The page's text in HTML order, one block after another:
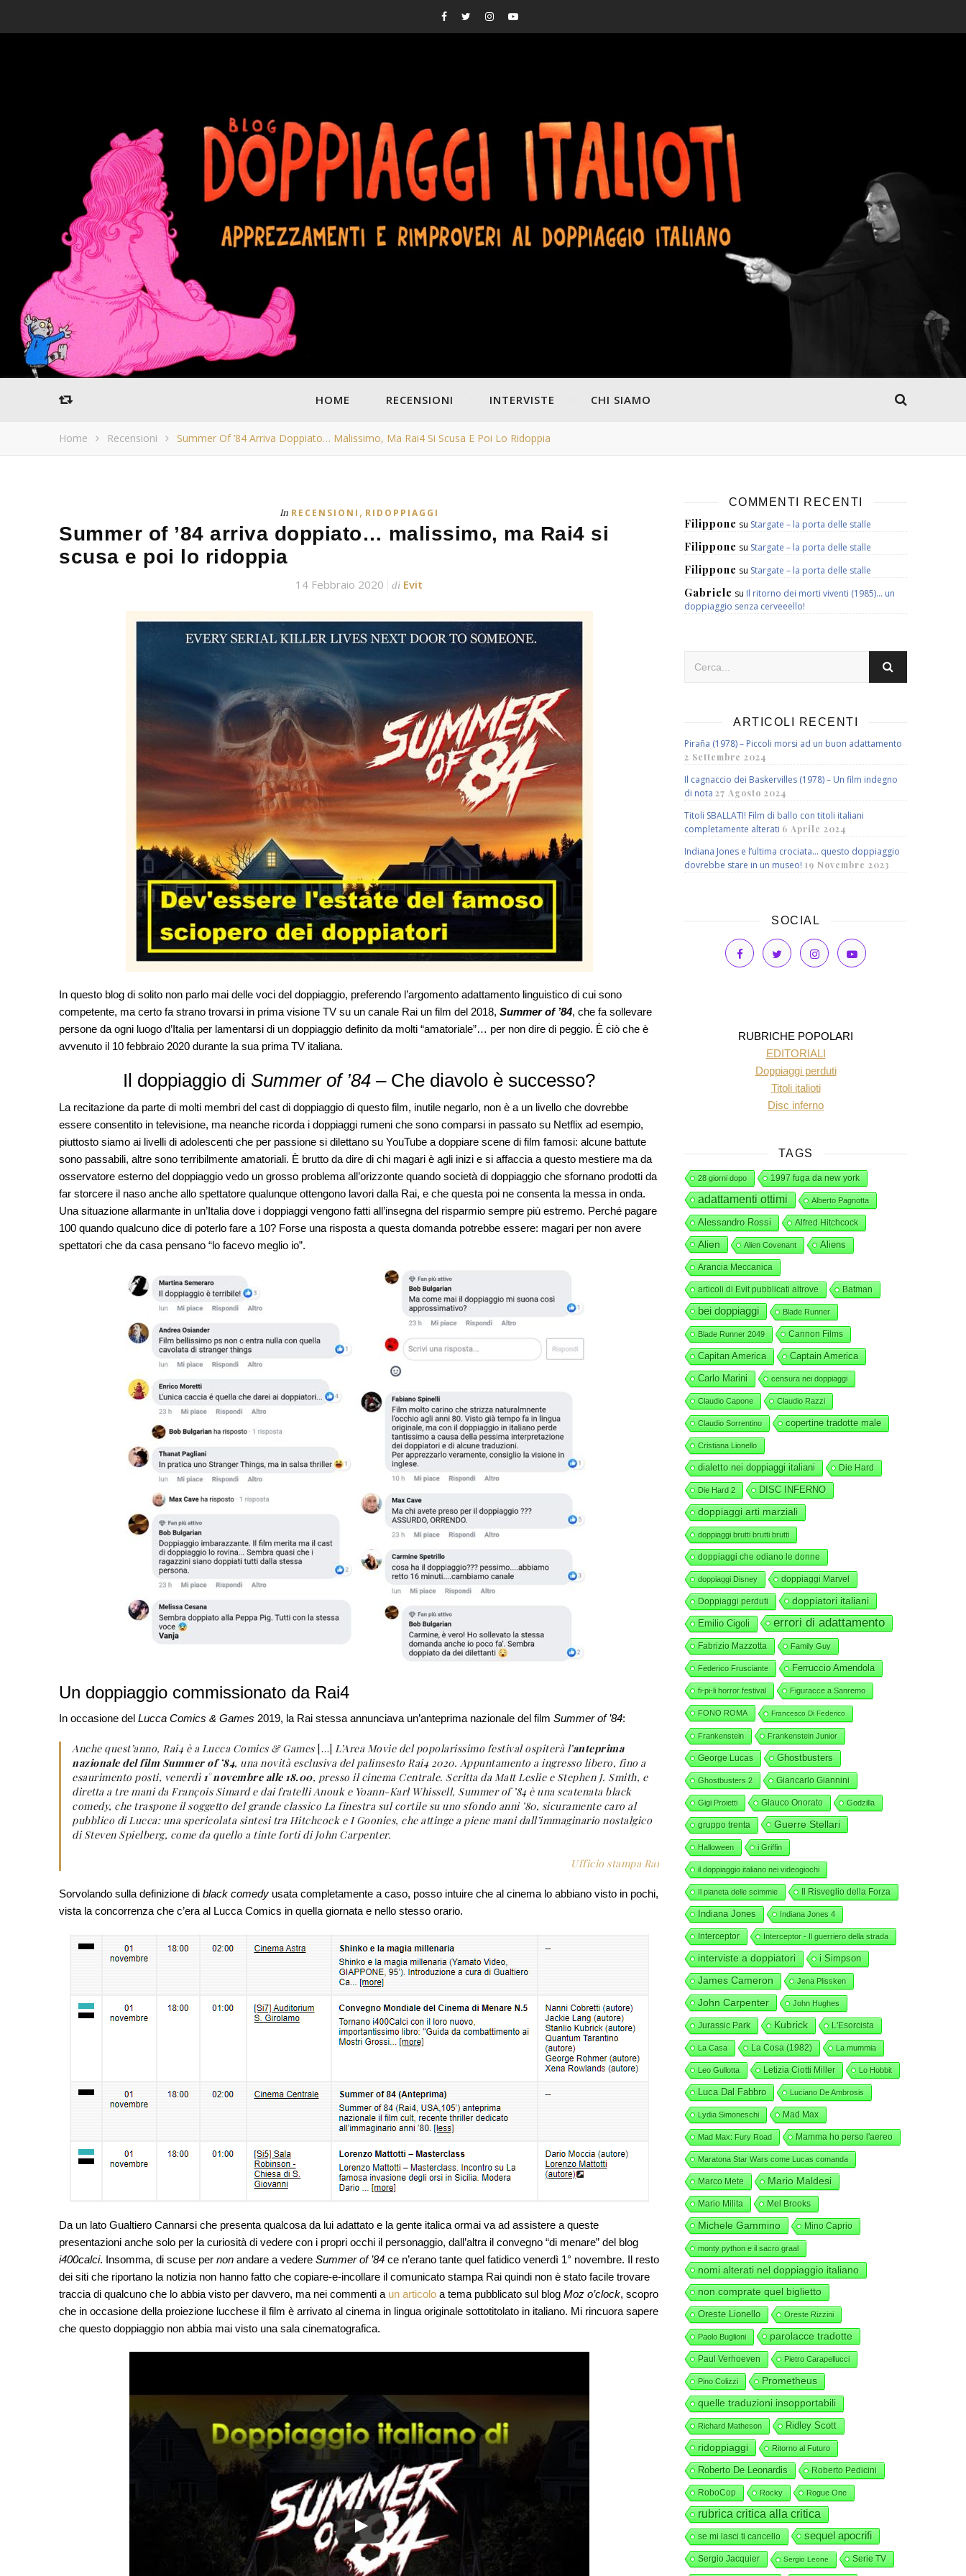
HOME RECENSIONI INTERVISTE CHI SIAMO
Home Recensioni Summer Of ’84 Arriva Doppiato… Malissimo, Ma Rai4 Si Scusa E Poi Lo Ridoppia
In RECENSIONI , RIDOPPIAGGI
Summer of ’84 arriva doppiato… malissimo, ma Rai4 si
scusa e poi lo ridoppia
14 Febbraio 2020 di Evit
In questo blog di solito non parlo mai delle voci del doppiaggio, preferendo l’argomento adattamento linguistico di cui sono
competente, ma certo fa strano trovarsi in prima visione TV su un canale Rai un film del 2018, Summer of ’84, che fa sollevare
persone da ogni luogo d’Italia per lamentarsi di un doppiaggio definito da molti “amatoriale”… per non dire di peggio. È ciò che è
avvenuto il 10 febbraio 2020 durante la sua prima TV italiana.
Il doppiaggio di Summer of ’84 – Che diavolo è successo?
La recitazione da parte di molti membri del cast di doppiaggio di questo film, inutile negarlo, non è a un livello che dovrebbe
essere consentito in televisione, ma neanche ricorda i doppiaggi rumeni che sono comparsi in passato su Netflix ad esempio,
piuttosto siamo ai livelli di adolescenti che per passione si dilettano su YouTube a doppiare scene di film famosi: alcune battute
sono passabili, altre sono terribilmente amatoriali. È brutto da dire di chi magari è agli inizi e si affaccia a questo mestiere ma da
osservatore esterno del doppiaggio vedo un grosso problema all’orizzonte quando società di doppiaggio che sfornano prodotti da
far storcere il naso anche allo spettatore qualunque ottengono lavori dalla Rai, e che questa poi ne consenta la messa in onda.
Una situazione allarmante in un’Italia dove i doppiaggi vengono fatti all’insegna del risparmio sempre più estremo. Perché pagare
100 quando qualcuno dice di poterlo fare a 10? Forse una risposta a questa domanda potrebbe essere: magari per non avere
spettatori che da casa pensano “lo facevo meglio io”.
Un doppiaggio commissionato da Rai4
In occasione del Lucca Comics & Games 2019, la Rai stessa annunciava un’anteprima nazionale del film Summer of ’84:
Anche quest’anno, Rai4 è a Lucca Comics & Games […] L’Area Movie del popolarissimo festival ospiterà l’anteprima
nazionale del film Summer of ’84, una novità esclusiva del palinsesto Rai4 2020. Appuntamento a ingresso libero, fino a
esaurimento posti, venerdì1° novembre alle 18.00, presso il cinema Centrale. Scritta da Matt Leslie e Stephen J. Smith, e
diretta a tre mani da François Simard e dai fratelli Anouk e Yoann-Karl Whissell, Summer of ’84 è una scatenata black
comedy, che traspone il soggetto del grande classico La finestra sul cortile su uno sfondo anni ’80, sicuramente caro al
pubblico di Lucca: una spericolata sintesi tra Hitchcock e I Goonies, che attinge a piene mani dall’immaginario nostalgico
di Steven Spielberg, come da quello a tinte forti di John Carpenter.
Ufficio stampa Rai
Sorvolando sulla definizione di black comedy usata completamente a caso, posso intuire che al cinema lo abbiano visto in pochi,
vista la concorrenza che c’era al Lucca Comics in quella giornata e nello stesso orario.
Da un lato Gualtiero Cannarsi che presenta qualcosa da lui adattato e la gente italica ormai va ad assistere a queste
presentazioni anche solo per la curiosità di vedere con i propri occhi il personaggio, dall’altra il convegno “di menare” del blog
i400calci. Insomma, di scuse per non andare a vedere Summer of ’84 ce n’erano tante quel fatidico venerdì 1° novembre. Il resto
dei siti che riportano la notizia non hanno fatto che copiare-e-incollare il comunicato stampa Rai quindi non è stato facile trovare
traccia di qualcuno che lo abbia visto per davvero, ma nei commenti a un articolo a tema pubblicato sul blog Moz o’clock, scopro
che in occasione della proiezione lucchese il film è arrivato al cinema in lingua originale sottotitolato in italiano. Mi rincuora sapere
che questo doppiaggio non abbia mai visto una sala cinematografica.
COMMENTI RECENTI
Filippone su Stargate – la porta delle stalle
Filippone su Stargate – la porta delle stalle
Filippone su Stargate – la porta delle stalle
Gabriele su Il ritorno dei morti viventi (1985)… un
doppiaggio senza cerveeello!
ARTICOLI RECENTI
Piraña (1978) – Piccoli morsi ad un buon adattamento
2 Settembre 2024
Il cagnaccio dei Baskervilles (1978) – Un film indegno
di nota 27 Agosto 2024
Titoli SBALLATI! Film di ballo con titoli italiani
completamente alterati 6 Aprile 2024
Indiana Jones e l’ultima crociata… questo doppiaggio
dovrebbe stare in un museo! 19 Novembre 2023
SOCIAL
RUBRICHE POPOLARI
EDITORIALI
Doppiaggi perduti
Titoli italioti
Disc inferno
TAGS
28 giorni dopo 1997 fuga da new york
adattamenti ottimi Alberto Pagnotta
Alessandro Rossi Alfred Hitchcock
Alien Alien Covenant Aliens
Arancia Meccanica
articoli di Evit pubblicati altrove Batman
bei doppiaggi Blade Runner
Blade Runner 2049 Cannon Films
Capitan America Captain America
Carlo Marini censura nei doppiaggi
Claudio Capone Claudio Razzi
Claudio Sorrentino copertine tradotte male
Cristiana Lionello
dialetto nei doppiaggi italiani Die Hard
Die Hard 2 DISC INFERNO
doppiaggi arti marziali
doppiaggi brutti brutti brutti
doppiaggi che odiano le donne
doppiaggi Disney doppiaggi Marvel
Doppiaggi perduti doppiatori italiani
Emilio Cigoli errori di adattamento
Fabrizio Mazzotta Family Guy
Federico Frusciante Ferruccio Amendola
fi-pi-li horror festival Figuracce a Sanremo
FONO ROMA Francesco Di Federico
Frankenstein Frankenstein Junior
George Lucas Ghostbusters
Ghostbusters 2 Giancarlo Giannini
Gigi Proietti Glauco Onorato Godzilla
gruppo trenta Guerre Stellari
Halloween i Griffin
il doppiaggio italiano nei videogiochi
Il pianeta delle scimmie Il Risveglio della Forza
Indiana Jones Indiana Jones 4
Interceptor Interceptor - Il guerriero della strada
interviste a doppiatori i Simpson
James Cameron Jena Plissken
John Carpenter John Hughes
Jurassic Park Kubrick L'Esorcista
La Casa La Cosa (1982) La mummia
Leo Gullotta Letizia Ciotti Miller Lo Hobbit
Luca Dal Fabbro Luciano De Ambrosis
Lydia Simoneschi Mad Max
Mad Max: Fury Road Mamma ho perso l'aereo
Maratona Star Wars come Lucas comanda
Marco Mete Mario Maldesi
Mario Milita Mel Brooks
Michele Gammino Mino Caprio
monty python e il sacro graal
nomi alterati nel doppiaggio italiano
non comprate quel biglietto
Oreste Lionello Oreste Rizzini
Paolo Buglioni parolacce tradotte
Paul Verhoeven Pietro Carapellucci
Pino Colizzi Prometheus
quelle traduzioni insopportabili
Richard Matheson Ridley Scott
ridoppiaggi Ritorno al Futuro
Roberto De Leonardis Roberto Pedicini
RoboCop Rocky Rogue One
rubrica critica alla critica
se mi lasci ti cancello sequel apocrifi
Sergio Jacquier Sergio Leone Serie TV